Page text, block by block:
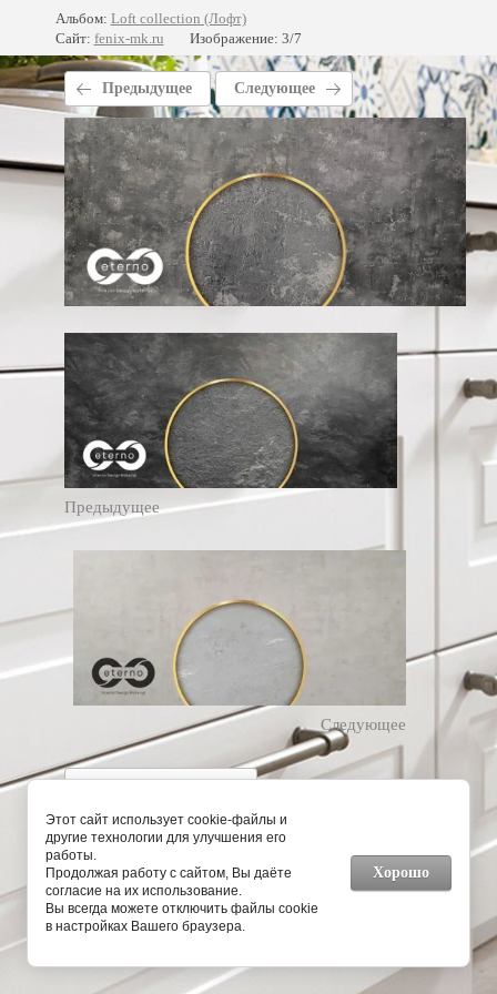
Альбом: Loft collection (Лофт)
Сайт: fenix-mk.ru Изображение: 3/7
Предыдущее Следующее
Предыдущее
Следующее
Вернуться в галерею
Этот сайт использует cookie-файлы и
другие технологии для улучшения его
работы.
Продолжая работу с сайтом, Вы даёте
согласие на их использование.
Вы всегда можете отключить файлы cookie
в настройках Вашего браузера.
Хорошо